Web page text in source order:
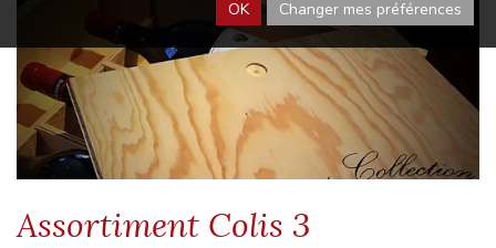
Assortiment Colis 3
OK Changer mes préférences